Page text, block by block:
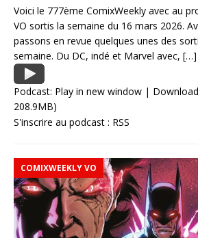
Voici le 777ème ComixWeekly avec au
VO sortis la semaine du 16 mars 2026.
passons en revue quelques unes des
semaine. Du DC, indé et Marvel avec, […]
Podcast: Play in new window | Download
208.9MB)
S'inscrire au podcast : RSS
COMIXWEEKLY VO